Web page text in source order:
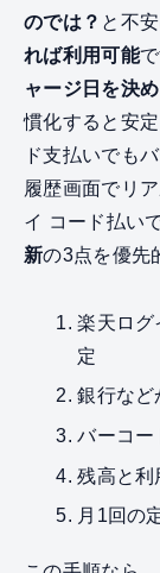
のでは？ と不
れば利用可能
ャージ日を決
慣化すると安
ド支払いでも
履歴画面でリ
イ コード払い
新の3点を優先
楽天ロ
定
銀行など
バーコー
残高と利
月1回の